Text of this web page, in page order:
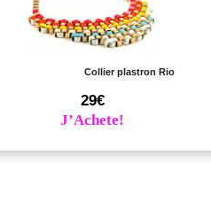
Collier plastron Rio
29€
J’Achete!